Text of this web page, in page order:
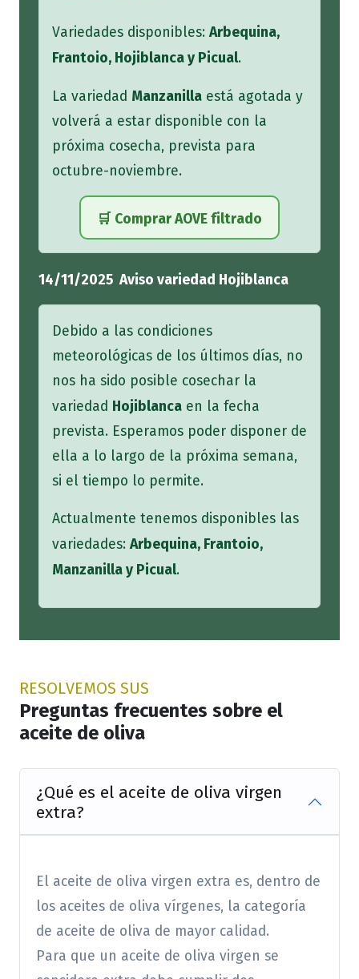
Variedades disponibles: Arbequina,
Frantoio, Hojiblanca y Picual.
La variedad Manzanilla está agotada y
volverá a estar disponible con la
próxima cosecha, prevista para
octubre-noviembre.
🛒 Comprar AOVE filtrado
14/11/2025 Aviso variedad Hojiblanca
Debido a las condiciones
meteorológicas de los últimos días, no
nos ha sido posible cosechar la
variedad Hojiblanca en la fecha
prevista. Esperamos poder disponer de
ella a lo largo de la próxima semana,
si el tiempo lo permite.
Actualmente tenemos disponibles las
variedades: Arbequina, Frantoio,
Manzanilla y Picual.
RESOLVEMOS SUS
Preguntas frecuentes sobre el
aceite de oliva
¿Qué es el aceite de oliva virgen
extra?
El aceite de oliva virgen extra es, dentro de
los aceites de oliva vírgenes, la categoría
de aceite de oliva de mayor calidad.
Para que un aceite de oliva virgen se